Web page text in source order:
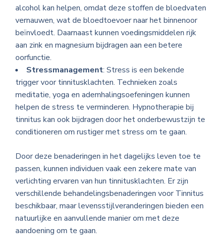
alcohol kan helpen, omdat deze stoffen de bloedvaten
vernauwen, wat de bloedtoevoer naar het binnenoor
beïnvloedt. Daarnaast kunnen voedingsmiddelen rijk
aan zink en magnesium bijdragen aan een betere
oorfunctie.
Stressmanagement: Stress is een bekende
trigger voor tinnitusklachten. Technieken zoals
meditatie, yoga en ademhalingsoefeningen kunnen
helpen de stress te verminderen. Hypnotherapie bij
tinnitus kan ook bijdragen door het onderbewustzijn te
conditioneren om rustiger met stress om te gaan.
Door deze benaderingen in het dagelijks leven toe te
passen, kunnen individuen vaak een zekere mate van
verlichting ervaren van hun tinnitusklachten. Er zijn
verschillende behandelingsbenaderingen voor Tinnitus
beschikbaar, maar levensstijlveranderingen bieden een
natuurlijke en aanvullende manier om met deze
aandoening om te gaan.